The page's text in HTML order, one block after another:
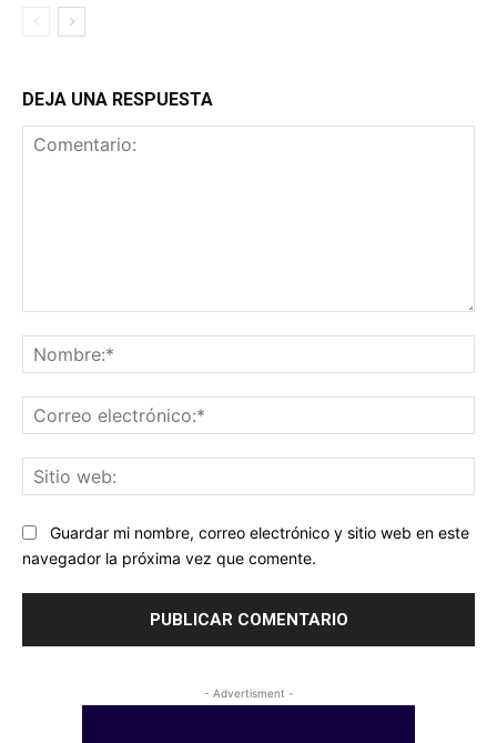
DEJA UNA RESPUESTA
Guardar mi nombre, correo electrónico y sitio web en este
navegador la próxima vez que comente.
- Advertisment -